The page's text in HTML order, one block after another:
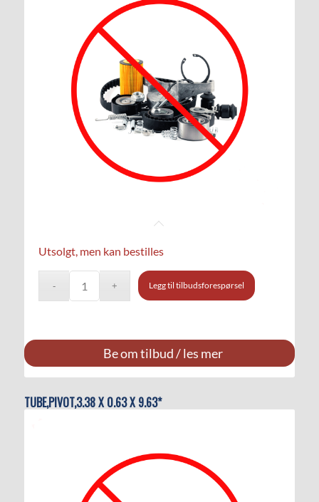
Utsolgt, men kan bestilles
Legg til tilbudsforespørsel
Be om tilbud / les mer
TUBE,PIVOT,3.38 X 0.63 X 9.63*